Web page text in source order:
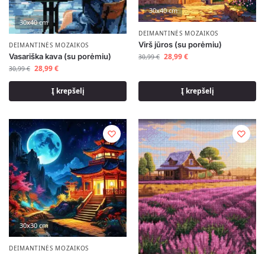
30x40 cm
DEIMANTINĖS MOZAIKOS
Vasariška kava (su porėmiu)
30,99€ 28,99€
Į krepšelį
30x40 cm
DEIMANTINĖS MOZAIKOS
Virš jūros (su porėmiu)
30,99€ 28,99€
Į krepšelį
30x30 cm
DEIMANTINĖS MOZAIKOS